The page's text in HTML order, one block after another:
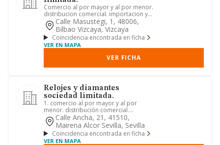
Comercio al por mayor y al por menor.
distribucion comercial. importacion y
exportacion
Calle Masustegi, 1, 48006,
Bilbao Vizcaya, Vizcaya
Coincidencia encontrada en ficha
VER EN MAPA
VER FICHA
Relojes y diamantes
sociedad limitada.
1. comercio al por mayor y al por
menor. distribución comercial.
importación y exportación.-2. acti...
Calle Ancha, 21, 41510,
Mairena Alcor Sevilla, Sevilla
Coincidencia encontrada en ficha
VER EN MAPA